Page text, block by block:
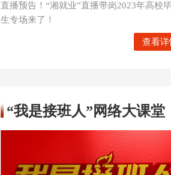
直播预告！“湘就业”直播带岗2023年高校
生专场来了！
查看详
“我是接班人”网络大课堂